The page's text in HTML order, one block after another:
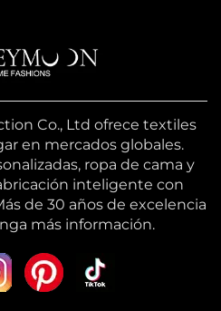
Co., Ltd ofrece textiles
en mercados globales.
ropa de cama y
inteligente con
de 30 años de excelencia
más información.